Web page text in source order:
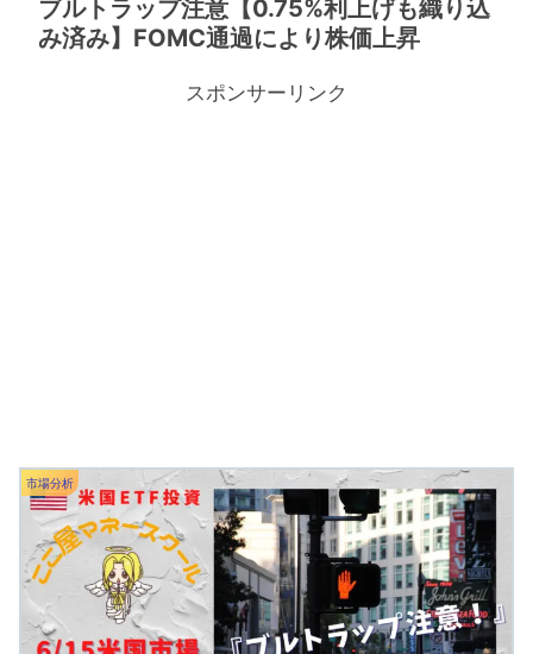
ブルトラップ注意【0.75%利上げも織り込
み済み】FOMC通過により株価上昇
スポンサーリンク
市場分析